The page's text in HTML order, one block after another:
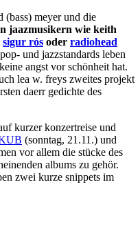
(bass) meyer und die
jaazmusikern wie keith
sigur rós oder radiohead
und jazzstandards leben
angst vor schönheit hat.
lea w. freys zweites projekt
daerr gedichte des
kurzer konzertreise und
(sonntag, 21.11.) und
vor allem die stücke des
albums zu gehör.
zwei kurze snippets im